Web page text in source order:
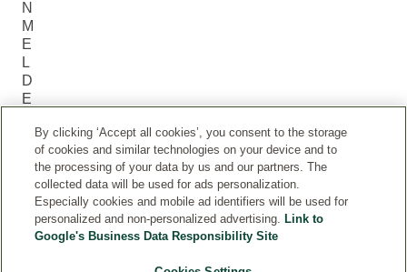
N
M
E
L
D
E
(0
By clicking ‘Accept all cookies’, you consent to the storage
of cookies and similar technologies on your device and to
the processing of your data by us and our partners. The
collected data will be used for ads personalization.
Especially cookies and mobile ad identifiers will be used for
personalized and non-personalized advertising. Link to
Google's Business Data Responsibility Site